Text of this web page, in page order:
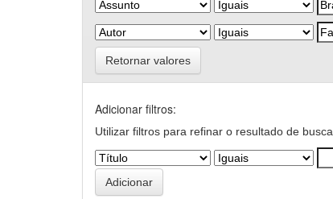
Retornar valores
Adicionar filtros:
Utilizar filtros para refinar o resultado de busca.